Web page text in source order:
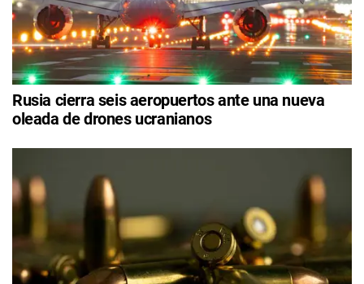
Rusia cierra seis aeropuertos ante una nueva
oleada de drones ucranianos